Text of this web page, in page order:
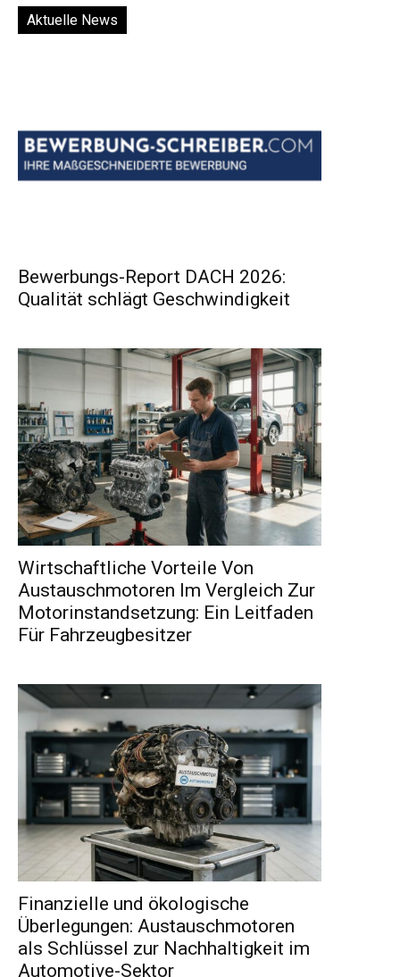
Aktuelle News
Bewerbungs-Report DACH 2026:
Qualität schlägt Geschwindigkeit
Wirtschaftliche Vorteile Von
Austauschmotoren Im Vergleich Zur
Motorinstandsetzung: Ein Leitfaden
Für Fahrzeugbesitzer
Finanzielle und ökologische
Überlegungen: Austauschmotoren
als Schlüssel zur Nachhaltigkeit im
Automotive-Sektor